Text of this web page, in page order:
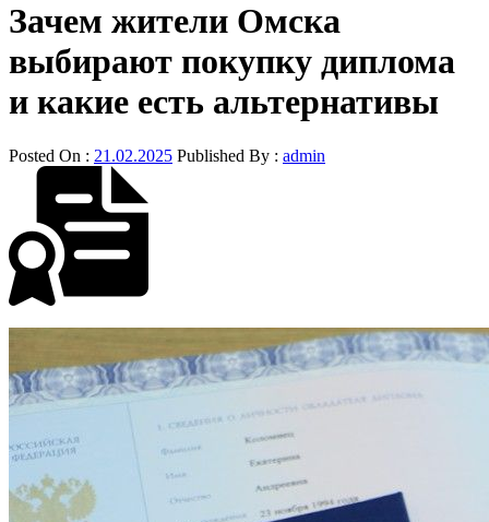
Зачем жители Омска
выбирают покупку диплома
и какие есть альтернативы
Posted On : 21.02.2025 Published By : admin